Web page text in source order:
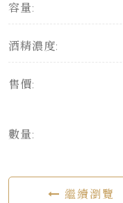
容量:
酒精濃度:
售價:
數量:
繼續瀏覽